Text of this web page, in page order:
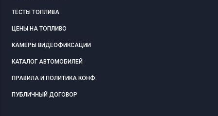
ТЕСТЫ ТОПЛИВА
ЦЕНЫ НА ТОПЛИВО
КАМЕРЫ ВИДЕОФИКСАЦИИ
КАТАЛОГ АВТОМОБИЛЕЙ
ПРАВИЛА И ПОЛИТИКА КОНФ.
ПУБЛИЧНЫЙ ДОГОВОР